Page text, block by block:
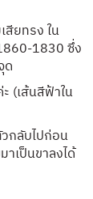
สียทรง ใน
1830 ซึ่ง
ด
(เส้นสีฟ้าใน
กลับไปก่อน
าเป็นขาลงได้